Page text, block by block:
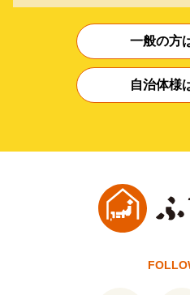
一般の方
自治体様